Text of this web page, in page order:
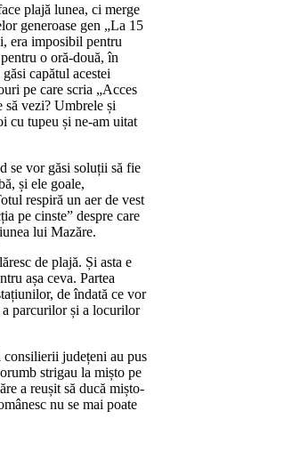
plajă lunea, ci merge
generoase gen „La 15
era imposibil pentru
o oră-două, în
capătul acestei
pe care scria „Acces
vezi? Umbrele și
cu tupeu și ne-am uitat
se vor găsi soluții să fie
și ele goale,
respiră un aer de vest
pe cinste” despre care
lui Mazăre.
de plajă. Și asta e
așa ceva. Partea
de îndată ce vor
parcurilor și a locurilor
consilierii județeni au pus
strigau la mișto pe
a reușit să ducă mișto-
nu se mai poate